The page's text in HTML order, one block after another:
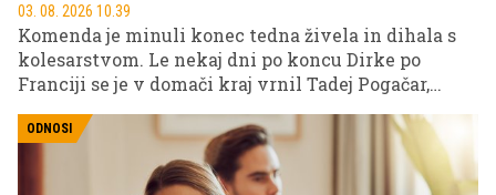
03. 08. 2026 10.39
Komenda je minuli konec tedna živela in dihala s
kolesarstvom. Le nekaj dni po koncu Dirke po
Franciji se je v domači kraj vrnil Tadej Pogačar,
okoli njegovega Pogi Challengea pa so organizatorji
ustvarili tridnevni festival športa, druženja in
zabave, ki je v kraj privabil številne obiskovalce iz
vse Slovenije in tujine.
ODNOSI